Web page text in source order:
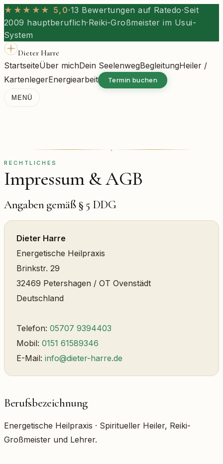
★★★★★ 5,0·13 Bewertungen auf Ratedo·Seit
2009 hauptberuflich·Reiki-Großmeister im Usui-
System
Dieter Harre
StartseiteÜber michDein SeelenwegBegleitungHeiler /
KartenlegerEnergiearbeit Termin buchen
MENÜ
RECHTLICHES
Impressum & AGB
Angaben gemäß § 5 DDG
Dieter Harre
Energetische Heilpraxis
Brinkstr. 29
32469 Petershagen / OT Ovenstädt
Deutschland
Telefon: 05707 9394403
Mobil: 0151 61589346
E-Mail: info@dieter-harre.de
Berufsbezeichnung
Energetische Heilpraxis · Spiritueller Heiler, Reiki-
Großmeister und Lehrer.